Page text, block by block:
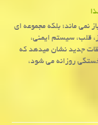
نمی ماند؛ بلکه مجموعه ای
قلب، سیستم ایمنی،
جدید نشان میدهد که
روزانه می شود،